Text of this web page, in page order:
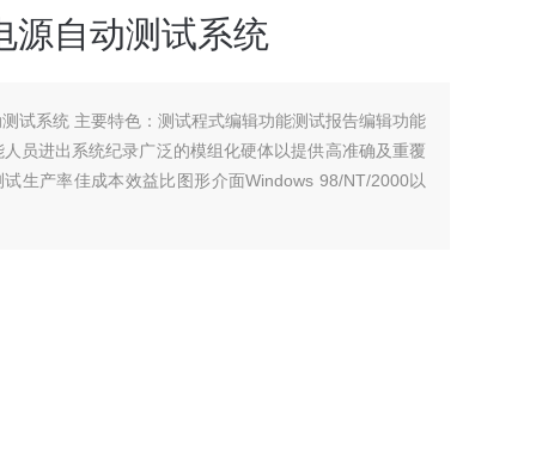
源自动测试系统
试系统 主要特色：测试程式编辑功能测试报告编辑功能
员进出系统纪录广泛的模组化硬体以提供高准确及重覆
生产率佳成本效益比图形介面Windows 98/NT/2000以